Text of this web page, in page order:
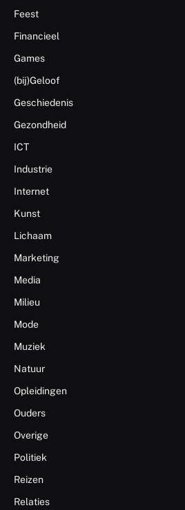
Feest
Financieel
Games
(bij)Geloof
Geschiedenis
Gezondheid
ICT
Industrie
Internet
Kunst
Lichaam
Marketing
Media
Milieu
Mode
Muziek
Natuur
Opleidingen
Ouders
Overige
Politiek
Reizen
Relaties